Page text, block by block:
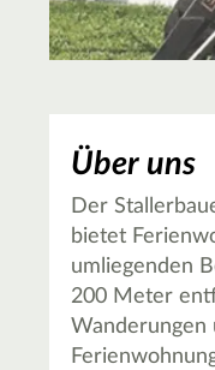
Über uns
Der
bietet
umliegenden
200 Meter
Wanderungen